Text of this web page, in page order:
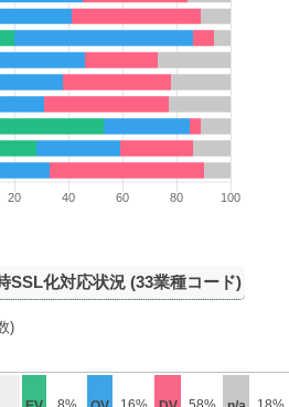
SSL化対応状況 (33業種コード)
)